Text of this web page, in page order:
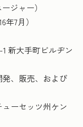
ジャー）
7月）
大手町ビルヂン
、販売、および
セッツ州ケン